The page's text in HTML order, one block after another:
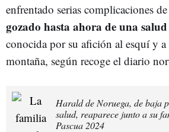
enfrentado serias complicaciones
gozado hasta ahora de una
conocida por su afición al esquí y a
montaña, según recoge el diario
Harald de Noruega, de baja
salud, reaparece junto a su
Pascua 2024